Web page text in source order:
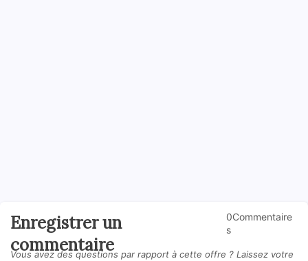
Enregistrer un
commentaire
0Commentaire
s
Vous avez des questions par rapport à cette offre ? Laissez votre